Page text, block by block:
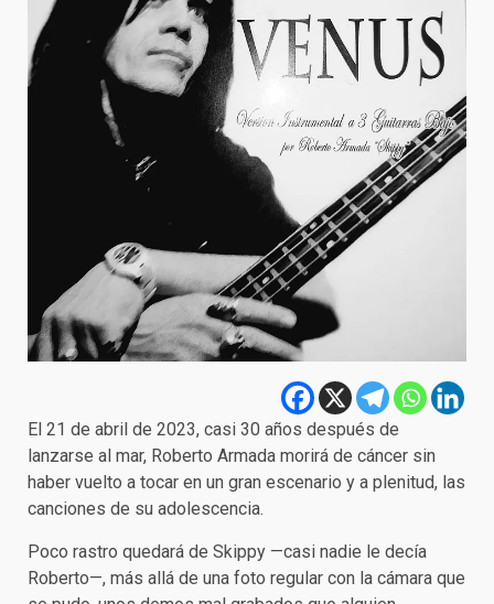
El 21 de abril de 2023, casi 30 años después de
lanzarse al mar, Roberto Armada morirá de cáncer sin
haber vuelto a tocar en un gran escenario y a plenitud, las
canciones de su adolescencia.
Poco rastro quedará de Skippy —casi nadie le decía
Roberto—, más allá de una foto regular con la cámara que